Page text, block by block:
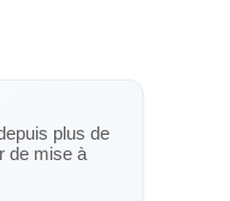
plus de
de mise à